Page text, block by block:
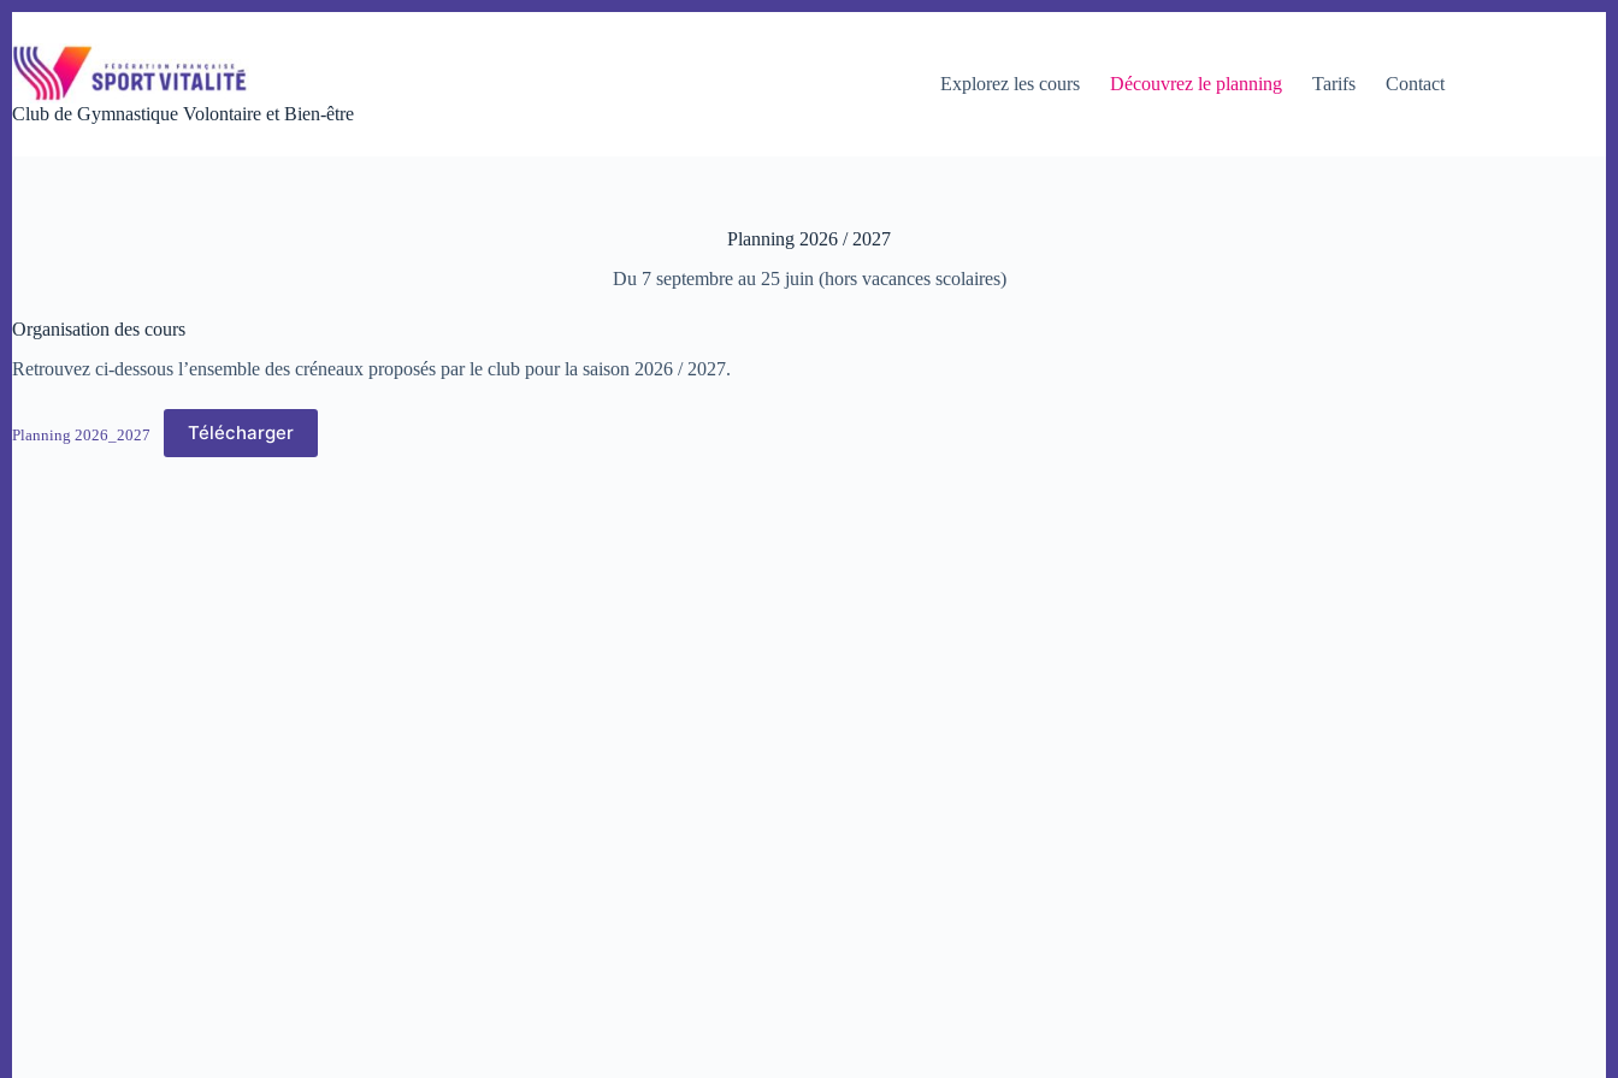
au
contenu
Club de Gymnastique Volontaire et Bien-être
Explorez les cours Découvrez le planning Tarifs Contact
Planning 2026 / 2027
Du 7 septembre au 25 juin (hors vacances scolaires)
Organisation des cours
Retrouvez ci-dessous l’ensemble des créneaux proposés par le club pour la saison 2026 / 2027.
Planning 2026_2027 Télécharger